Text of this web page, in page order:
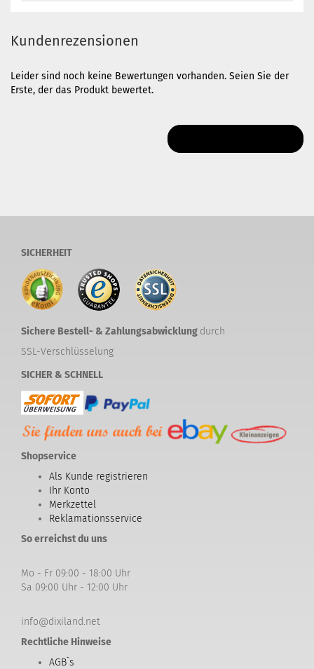
Kundenrezensionen
Leider sind noch keine Bewertungen vorhanden. Seien Sie der
Erste, der das Produkt bewertet.
SICHERHEIT
Sichere Bestell- & Zahlungsabwicklung durch
SSL-Verschlüsselung
SICHER & SCHNELL
Shopservice
Als Kunde registrieren
Ihr Konto
Merkzettel
Reklamationsservice
So erreichst du uns
Mo - Fr 09:00 - 18:00 Uhr
Sa 09:00 Uhr - 12:00 Uhr
info@dixiland.net
Rechtliche Hinweise
AGB`s